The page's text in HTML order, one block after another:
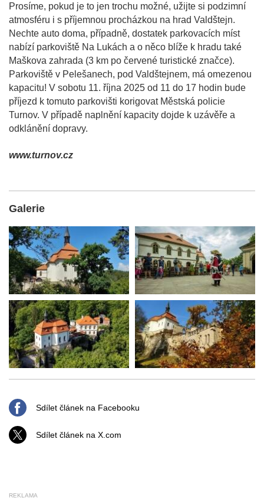
Prosíme, pokud je to jen trochu možné, užijte si podzimní
atmosféru i s příjemnou procházkou na hrad Valdštejn.
Nechte auto doma, případně, dostatek parkovacích míst
nabízí parkoviště Na Lukách a o něco blíže k hradu také
Maškova zahrada (3 km po červené turistické značce).
Parkoviště v Pelešanech, pod Valdštejnem, má omezenou
kapacitu! V sobotu 11. října 2025 od 11 do 17 hodin bude
příjezd k tomuto parkovišti korigovat Městská policie
Turnov. V případě naplnění kapacity dojde k uzávěře a
odklánění dopravy.
www.turnov.cz
Galerie
Sdílet článek na Facebooku
Sdílet článek na X.com
REKLAMA